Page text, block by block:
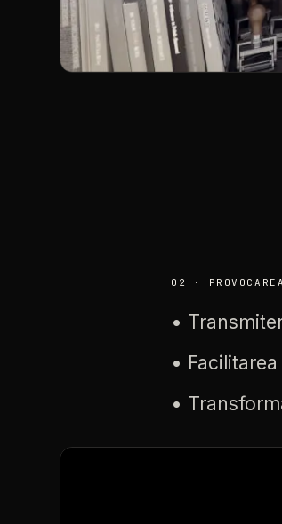
02 ·
•
• Facilitarea
•